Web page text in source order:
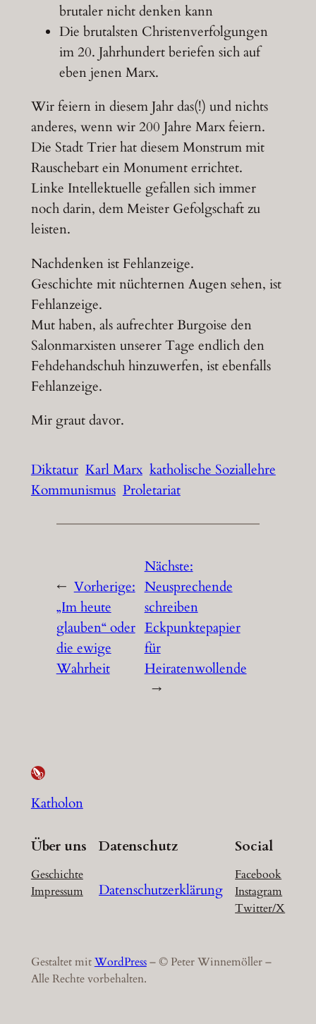
brutaler nicht denken kann
Die brutalsten Christenverfolgungen
im 20. Jahrhundert beriefen sich auf
eben jenen Marx.
Wir feiern in diesem Jahr das(!) und nichts
anderes, wenn wir 200 Jahre Marx feiern.
Die Stadt Trier hat diesem Monstrum mit
Rauschebart ein Monument errichtet.
Linke Intellektuelle gefallen sich immer
noch darin, dem Meister Gefolgschaft zu
leisten.
Nachdenken ist Fehlanzeige.
Geschichte mit nüchternen Augen sehen, ist
Fehlanzeige.
Mut haben, als aufrechter Burgoise den
Salonmarxisten unserer Tage endlich den
Fehdehandschuh hinzuwerfen, ist ebenfalls
Fehlanzeige.
Mir graut davor.
Diktatur Karl Marx katholische Soziallehre
Kommunismus Proletariat
← Vorherige:
„Im heute
glauben“ oder
die ewige
Wahrheit
Nächste:
Neusprechende
schreiben
Eckpunktepapier
für
Heiratenwollende
→
Katholon
Über uns
Geschichte
Impressum
Datenschutz
Datenschutzerklärung
Social
Facebook
Instagram
Twitter/X
Gestaltet mitWordPress– © Peter Winnemöller –
Alle Rechte vorbehalten.